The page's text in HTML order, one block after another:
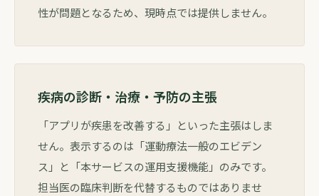
性が問題となるため、現時点では提供しません。
疾病の診断・治療・予防の主張
「アプリが疾患を改善する」といった主張はしま
せん。表示するのは「運動療法一般のエビデン
ス」と「本サービスの運用支援機能」のみです。
担当医の臨床判断を代替するものではありませ